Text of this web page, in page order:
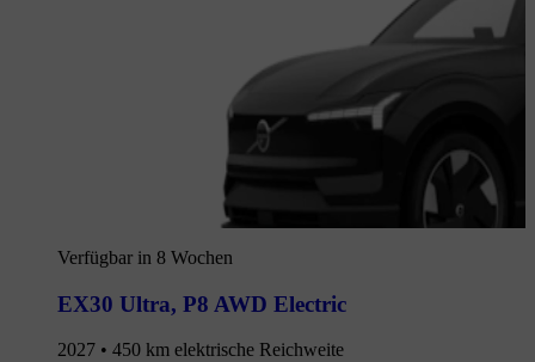
Verfügbar in 8 Wochen
EX30 Ultra, P8 AWD Electric
2027 • 450 km elektrische Reichweite